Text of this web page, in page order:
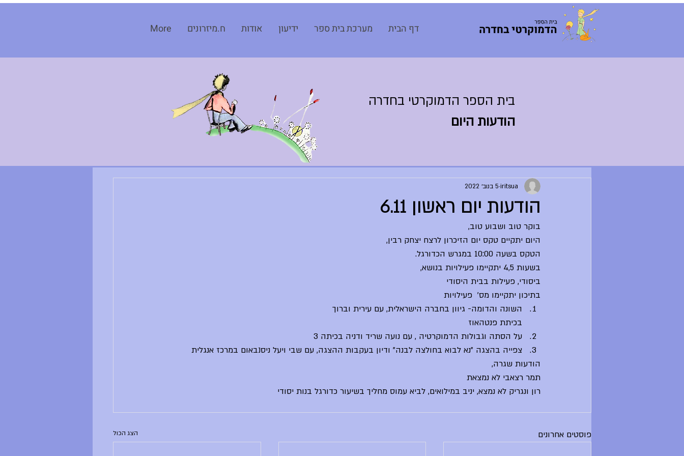
דף הבית מערכת בית ספר ידיעון אודות ח.מיזרונים More
בית הספר הדמוקרטי בחדרה
הודעות היום
הודעות יום ראשון 6.11
iritsua 5 בנוב׳ 2022
בוקר טוב ושבוע טוב,
היום יתקיים טקס יום הזיכרון לרצח יצחק רבין,
הטקס בשעה 10:00 במגרש הכדורגל.
בשעות 4,5 יתקיימו פעילויות בנושא,
ביסודי, פעילות בבית היסודי
בתיכון יתקיימו מס'  פעילויות
השונה והדומה- גיוון בחברה הישראלית, עם עירית וברוך
בכיתת פנטהאוז
על הסתה וגבולות הדמוקרטיה , עם נועה שריד ודניה בכיתה 3
צפייה בהצגה "נא לבוא בחולצה לבנה" ודיון בעקבות ההצגה, עם שבי ויעל ניסנבאום במרכז אנגלית
הודעות שגרה,
תמר רצאבי לא נמצאת
רון ונגריק לא נמצא, יניב במילואים, לביא עמוס מחליך בשיעור כדורגל בנות יסודי
פוסטים אחרונים הצג הכול